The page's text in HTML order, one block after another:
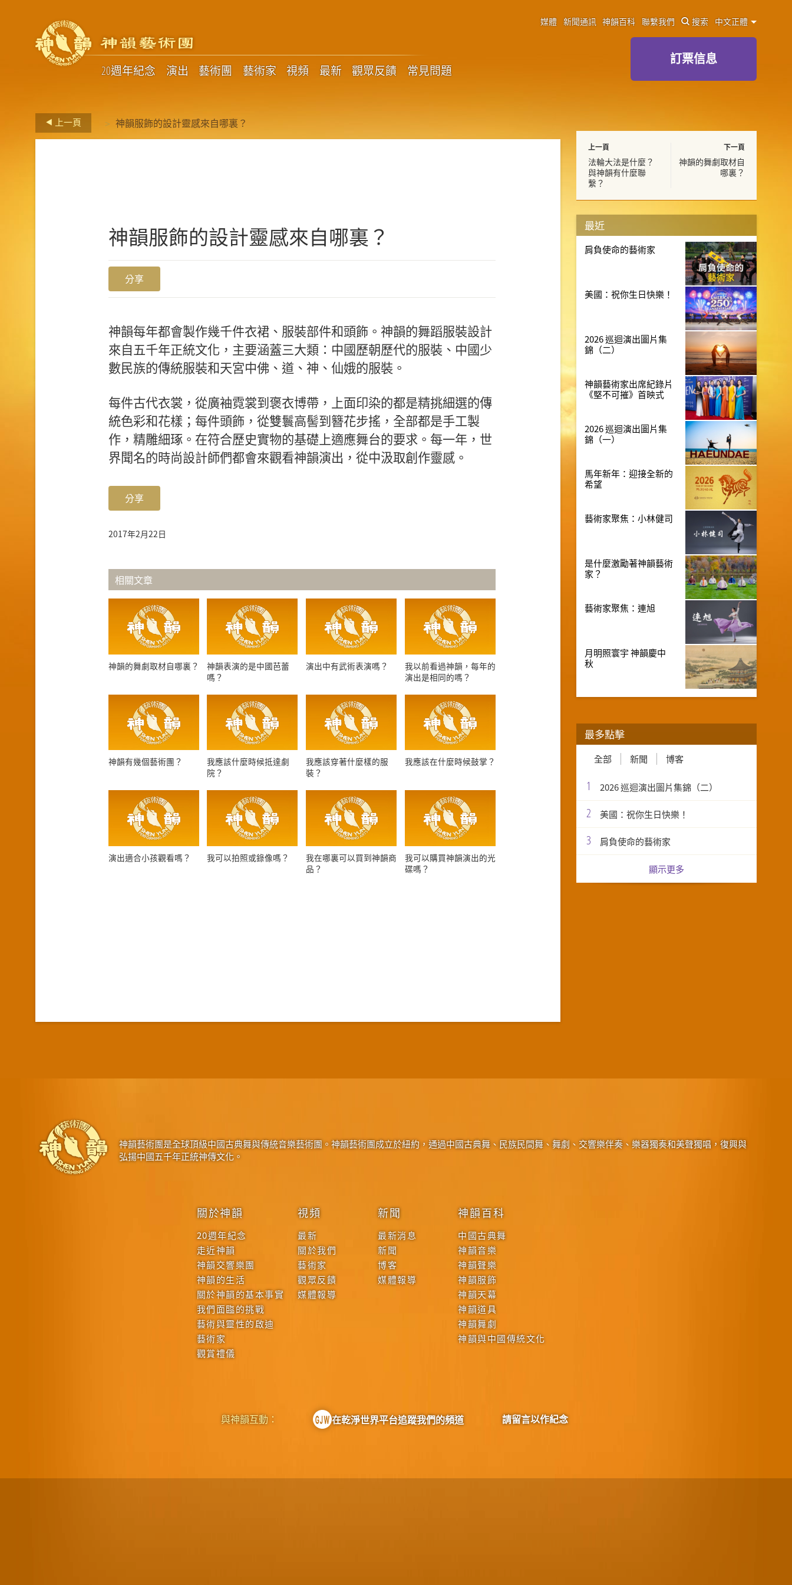
20週年紀念 演出 藝術團 藝術家 視頻 最新 觀眾反饋 常見問題
媒體 新聞通訊 神韻百科 聯繫我們 搜索 中文正體
訂票信息
上一頁 > 神韻服飾的設計靈感來自哪裏？
神韻服飾的設計靈感來自哪裏？
分享
神韻每年都會製作幾千件衣裙、服裝部件和頭飾。神韻的舞蹈服裝設計
來自五千年正統文化，主要涵蓋三大類：中國歷朝歷代的服裝、中國少
數民族的傳統服裝和天宮中佛、道、神、仙娥的服裝。
每件古代衣裳，從廣袖霓裳到褒衣博帶，上面印染的都是精挑細選的傳
統色彩和花樣；每件頭飾，從雙鬟高髻到簪花步搖，全部都是手工製
作，精雕細琢。在符合歷史實物的基礎上適應舞台的要求。每一年，世
界聞名的時尚設計師們都會來觀看神韻演出，從中汲取創作靈感。
分享
2017年2月22日
相關文章
神韻的舞劇取材自哪裏？
神韻表演的是中國芭蕾
嗎？
演出中有武術表演嗎？
我以前看過神韻，每年的
演出是相同的嗎？
神韻有幾個藝術團？
我應該什麼時候抵達劇
院？
我應該穿著什麼樣的服
裝？
我應該在什麼時候鼓掌？
演出適合小孩觀看嗎？ 我可以拍照或錄像嗎？
我在哪裏可以買到神韻商
品？
我可以購買神韻演出的光
碟嗎？
上一頁
法輪大法是什麼？
與神韻有什麼聯
繫？
下一頁
神韻的舞劇取材自
哪裏？
最近
肩負使命的藝術家
美國：祝你生日快樂！
2026 巡迴演出圖片集
錦（二）
神韻藝術家出席紀錄片
《堅不可摧》首映式
2026 巡迴演出圖片集
錦（一）
馬年新年：迎接全新的
希望
藝術家聚焦：小林健司
是什麼激勵著神韻藝術
家？
藝術家聚焦：連旭
月明照寰宇 神韻慶中
秋
最多點擊
全部 新聞 博客
1 2026 巡迴演出圖片集錦（二）
2 美國：祝你生日快樂！
3 肩負使命的藝術家
顯示更多
神韻藝術團是全球頂級中國古典舞與傳統音樂藝術團。神韻藝術團成立於紐約，通過中國古典舞、民族民間舞、舞劇、交響樂伴奏、樂器獨奏和美聲獨唱，復興與
弘揚中國五千年正統神傳文化。
關於神韻
20週年紀念
走近神韻
神韻交響樂團
神韻的生活
關於神韻的基本事實
我們面臨的挑戰
藝術與靈性的啟迪
藝術家
觀賞禮儀
視頻
最新
關於我們
藝術家
觀眾反饋
媒體報導
新聞
最新消息
新聞
博客
媒體報導
神韻百科
中國古典舞
神韻音樂
神韻聲樂
神韻服飾
神韻天幕
神韻道具
神韻舞劇
神韻與中國傳統文化
與神韻互動： 在乾淨世界平台追蹤我們的頻道 請留言以作紀念